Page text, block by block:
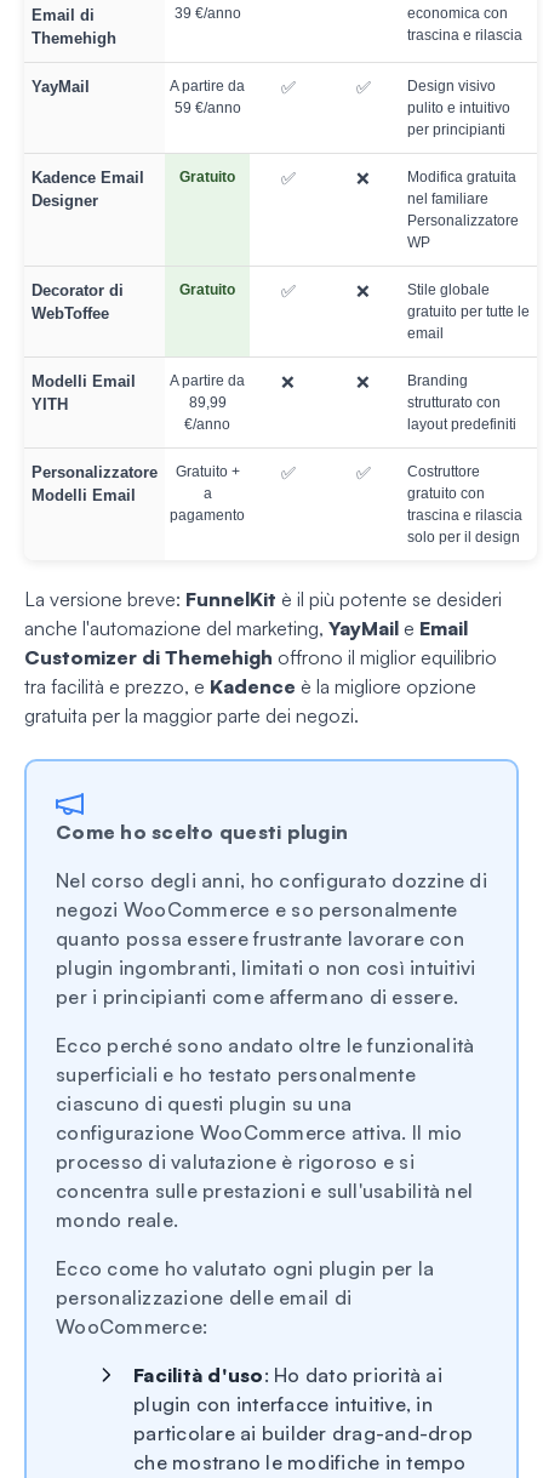
Email di
Themehigh
39 €/anno
economica con
trascina e rilascia
YayMail
A partire da
59 €/anno
✅ ✅
Design visivo
pulito e intuitivo
per principianti
Kadence Email
Designer
Gratuito ✅ ❌
Modifica gratuita
nel familiare
Personalizzatore
WP
Decorator di
WebToffee
Gratuito ✅ ❌
Stile globale
gratuito per tutte le
email
Modelli Email
YITH
A partire da
89,99
€/anno
❌ ❌
Branding
strutturato con
layout predefiniti
Personalizzatore
Modelli Email
Gratuito +
a
pagamento
✅ ✅
Costruttore
gratuito con
trascina e rilascia
solo per il design
La versione breve: FunnelKit è il più potente se desideri
anche l'automazione del marketing, YayMail e Email
Customizer di Themehigh offrono il miglior equilibrio
tra facilità e prezzo, e Kadence è la migliore opzione
gratuita per la maggior parte dei negozi.
Come ho scelto questi plugin
Nel corso degli anni, ho configurato dozzine di
negozi WooCommerce e so personalmente
quanto possa essere frustrante lavorare con
plugin ingombranti, limitati o non così intuitivi
per i principianti come affermano di essere.
Ecco perché sono andato oltre le funzionalità
superficiali e ho testato personalmente
ciascuno di questi plugin su una
configurazione WooCommerce attiva. Il mio
processo di valutazione è rigoroso e si
concentra sulle prestazioni e sull'usabilità nel
mondo reale.
Ecco come ho valutato ogni plugin per la
personalizzazione delle email di
WooCommerce:
Facilità d'uso: Ho dato priorità ai
plugin con interfacce intuitive, in
particolare ai builder drag-and-drop
che mostrano le modifiche in tempo